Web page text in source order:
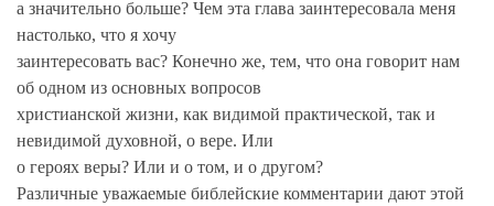
а значительно больше? Чем эта глава заинтересовала меня
настолько, что я хочу
заинтересовать вас? Конечно же, тем, что она говорит нам
об одном из основных вопросов
христианской жизни, как видимой практической, так и
невидимой духовной, о вере. Или
о героях веры? Или и о том, и о другом?
Различные уважаемые библейские комментарии дают этой